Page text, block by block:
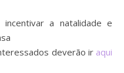
a natalidade e
deverão ir aqui